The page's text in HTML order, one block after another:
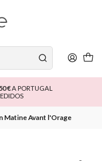
€A PORTUGAL
Matine Avant l'Orage